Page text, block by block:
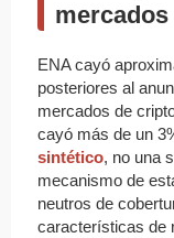
ENA cayó
posteriores al
mercados de
cayó más de un
sintético, no una
mecanismo de
neutros de
características de